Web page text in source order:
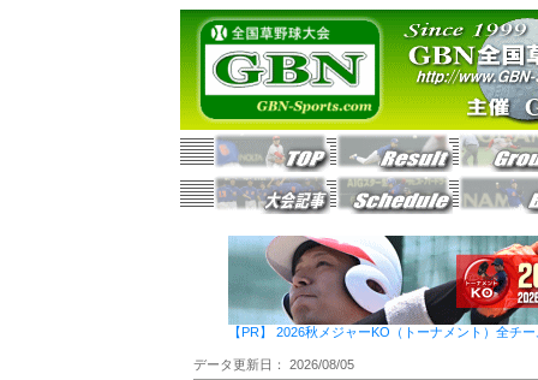
【PR】 2026秋メジャーKO（トーナメント）全チ
データ更新日： 2026/08/05